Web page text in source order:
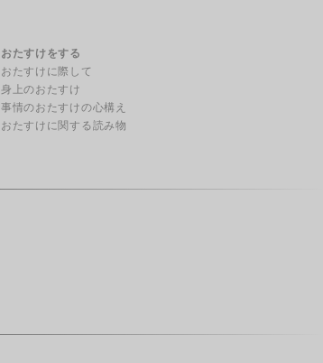
おたすけをする
おたすけに際して
身上のおたすけ
事情のおたすけの心構え
おたすけに関する読み物